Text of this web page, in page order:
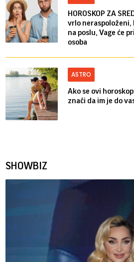
HOROSKOP ZA
vrlo neraspoloženi,
na poslu, Vage će
osoba
ASTRO
Ako se ovi
znači da im je do
SHOWBIZ